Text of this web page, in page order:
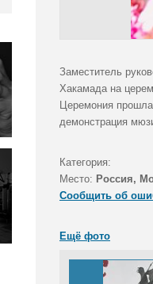
Заместитель
Хакамада на
Церемония прошла
демонстрация
Категория:
Место: Россия,
Сообщить об
Ещё фото